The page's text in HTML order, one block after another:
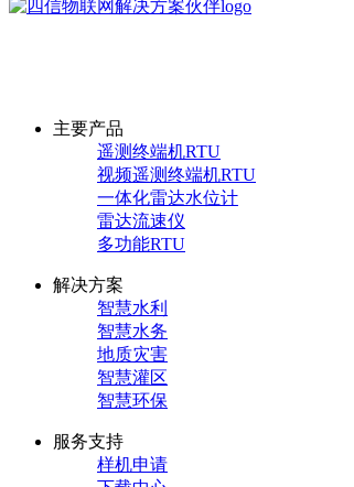
主要产品
遥测终端机RTU
视频遥测终端机RTU
一体化雷达水位计
雷达流速仪
多功能RTU
解决方案
智慧水利
智慧水务
地质灾害
智慧灌区
智慧环保
服务支持
样机申请